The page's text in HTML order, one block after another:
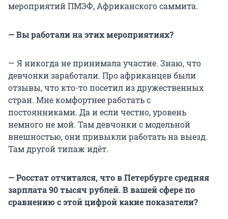
мероприятий ПМЭФ, Африканского саммита.
— Вы работали на этих мероприятиях?
— Я никогда не принимала участие. Знаю, что
девчонки заработали. Про африканцев были
отзывы, что кто-то посетил из дружественных
стран. Мне комфортнее работать с
постоянниками. Да и если честно, уровень
немного не мой. Там девчонки с модельной
внешностью, они привыкли работать на выезд.
Там другой типаж идёт.
— Росстат отчитался, что в Петербурге средняя
зарплата 90 тысяч рублей. В вашей сфере по
сравнению с этой цифрой какие показатели?